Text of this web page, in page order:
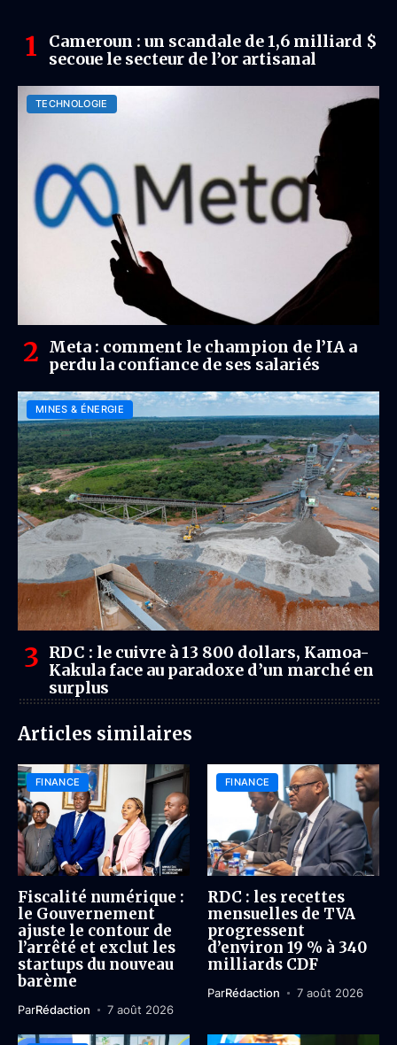
Cameroun : un scandale de 1,6 milliard $
secoue le secteur de l’or artisanal
TECHNOLOGIE
Meta : comment le champion de l’IA a
perdu la confiance de ses salariés
MINES & ÉNERGIE
RDC : le cuivre à 13 800 dollars, Kamoa-
Kakula face au paradoxe d’un marché en
surplus
Articles similaires
FINANCE
Fiscalité numérique :
le Gouvernement
ajuste le contour de
l’arrêté et exclut les
startups du nouveau
barème
ParRédaction 7 août 2026
FINANCE
RDC : les recettes
mensuelles de TVA
progressent
d’environ 19 % à 340
milliards CDF
ParRédaction 7 août 2026